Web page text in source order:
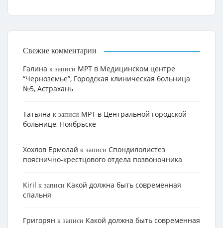
Свежие комментарии
Галина к записи МРТ в Медицинском центре
“Черноземье”, Городская клиническая больница
№5, Астрахань
Татьяна к записи МРТ в Центральной городской
больнице, Ноябрьске
Хохлов Ермолай к записи Cпондилолистез
пояснично-крестцового отдела позвоночника
Kiril к записи Какой должна быть современная
спальня
Григорян к записи Какой должна быть современная